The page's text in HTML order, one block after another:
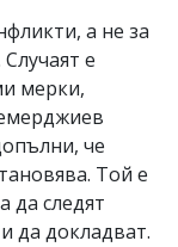
а не за
е
мерки,
че
Той е
да следят
да докладват.